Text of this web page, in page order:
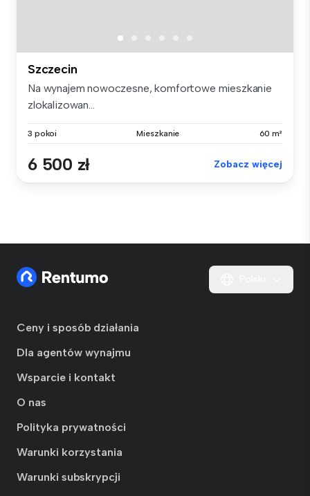
Szczecin
Na wynajem nowoczesne, komfortowe mieszkanie
zlokalizowan...
3 pokoi Mieszkanie 60 m²
6 500 zł Zobacz więcej
Ceny i sposób działania
Dla agentów wynajmu
Wsparcie i kontakt
O nas
Polityka prywatności
Warunki korzystania
Warunki subskrypcji